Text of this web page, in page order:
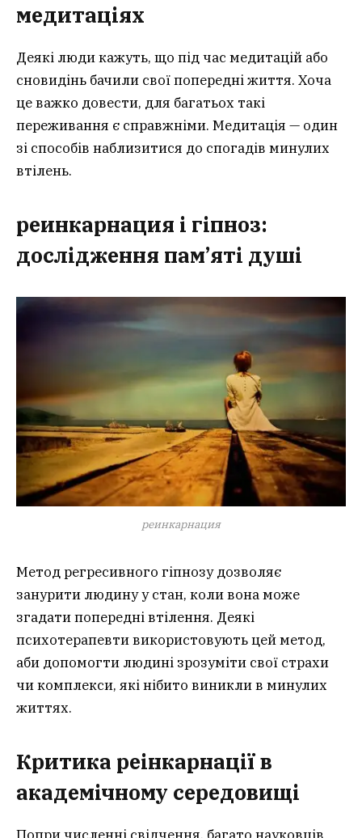
медитаціях
Деякі люди кажуть, що під час медитацій або
сновидінь бачили свої попередні життя. Хоча
це важко довести, для багатьох такі
переживання є справжніми. Медитація — один
зі способів наблизитися до спогадів минулих
втілень.
реинкарнация і гіпноз:
дослідження пам’яті душі
реинкарнация
Метод регресивного гіпнозу дозволяє
занурити людину у стан, коли вона може
згадати попередні втілення. Деякі
психотерапевти використовують цей метод,
аби допомогти людині зрозуміти свої страхи
чи комплекси, які нібито виникли в минулих
життях.
Критика реінкарнації в
академічному середовищі